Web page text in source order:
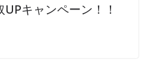
キャンペーン！！